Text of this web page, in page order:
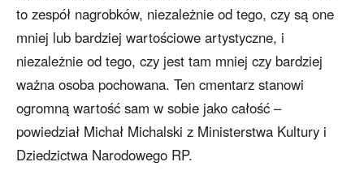
to zespół nagrobków, niezależnie od tego, czy są one
mniej lub bardziej wartościowe artystyczne, i
niezależnie od tego, czy jest tam mniej czy bardziej
ważna osoba pochowana. Ten cmentarz stanowi
ogromną wartość sam w sobie jako całość –
powiedział Michał Michalski z Ministerstwa Kultury i
Dziedzictwa Narodowego RP.